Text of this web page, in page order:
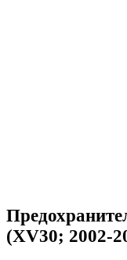
(XV30; 2002-